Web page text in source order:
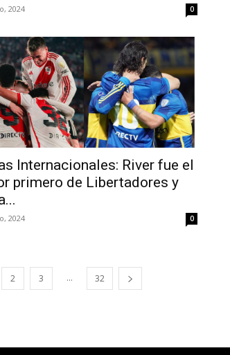
2024 0
Internacionales: River fue el
primero de Libertadores y
2024 0
2 3 ... 32